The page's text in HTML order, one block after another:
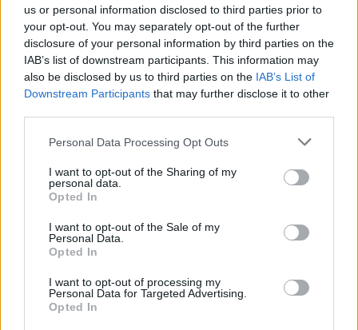
us or personal information disclosed to third parties prior to
your opt-out. You may separately opt-out of the further
disclosure of your personal information by third parties on the
IAB’s list of downstream participants. This information may
also be disclosed by us to third parties on the IAB’s List of
Downstream Participants that may further disclose it to other
Please note that this website/app uses one or more Google
not limited to your visit or usage behaviour. You may click to
grant or deny consent to Google and its third-party tags to
use your data for below specified purposes in below Google
consent section.
Personal Data Processing Opt Outs
I want to opt-out of the Sharing of my
personal data.
Opted In
I want to opt-out of the Sale of my
Personal Data.
Opted In
I want to opt-out of processing my
Personal Data for Targeted Advertising.
Opted In
modal
window.
A trófea viszont nem került vissza hozzájuk. A
Red Bullálláspontja szerint a serleg már
Franciaországban van, méghozzá Hadjarnál.
EZEKET IS AJÁNLJUK
Súlyos eurómilliókért hallgat a Red
Bull legendás szakembere